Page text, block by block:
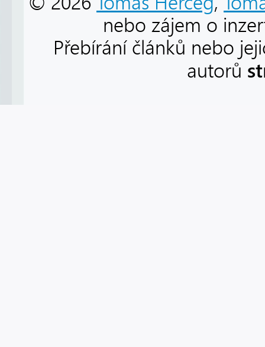
nebo zájem o
Přebírání článků nebo
autorů